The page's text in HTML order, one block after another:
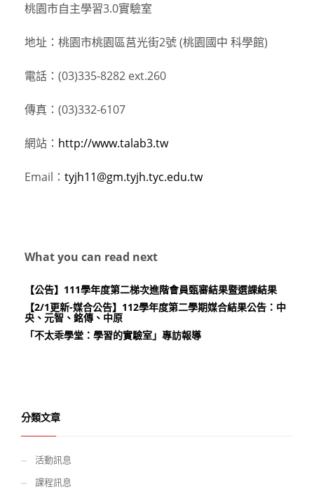
桃園市自主學習3.0實驗室
地址：桃園市桃園區莒光街2號 (桃園國中 科學館)
電話：(03)335-8282 ext.260
傳真：(03)332-6107
網站： http://www.talab3.tw
Email： tyjh11@gm.tyjh.tyc.edu.tw
What you can read next
【公告】111學年度第二梯次進階會員甄審結果暨選課結果
【2/1更新-媒合公告】112學年度第二學期媒合結果公告：中
央、元智、銘傳、中原
「不太乖學堂：學習的實驗室」專訪報導
分類文章
活動訊息
課程訊息